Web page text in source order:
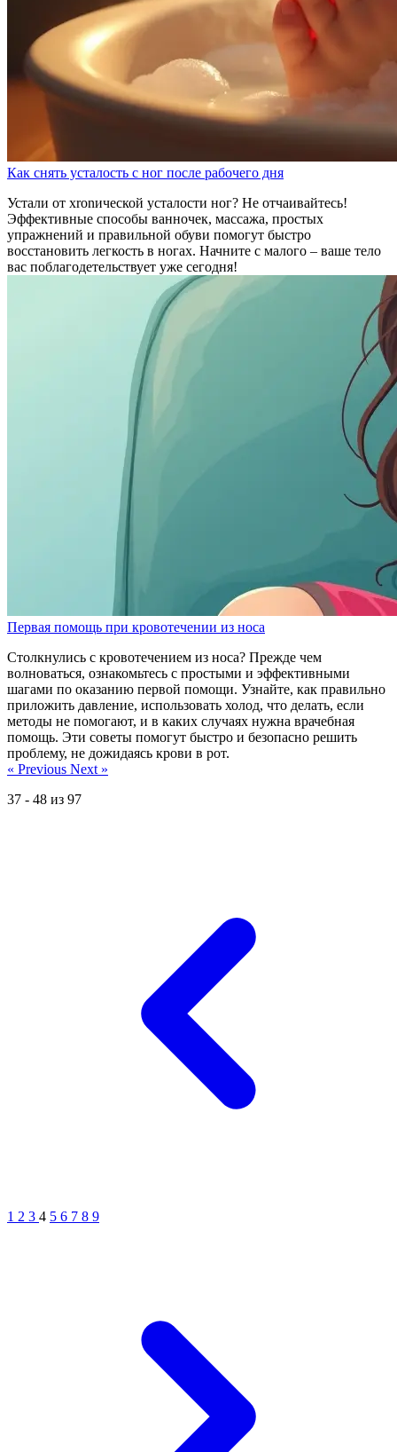
Как снять усталость с ног после рабочего дня
Устали от хronической усталости ног? Не отчаивайтесь!
Эффективные способы ванночек, массажа, простых
упражнений и правильной обуви помогут быстро
восстановить легкость в ногах. Начните с малого – ваше тело
вас поблагодетельствует уже сегодня!
Первая помощь при кровотечении из носа
Столкнулись с кровотечением из носа? Прежде чем
волноваться, ознакомьтесь с простыми и эффективными
шагами по оказанию первой помощи. Узнайте, как правильно
приложить давление, использовать холод, что делать, если
методы не помогают, и в каких случаях нужна врачебная
помощь. Эти советы помогут быстро и безопасно решить
проблему, не дожидаясь крови в рот.
« Previous Next »
37 - 48 из 97
1 2 3 4 5 6 7 8 9